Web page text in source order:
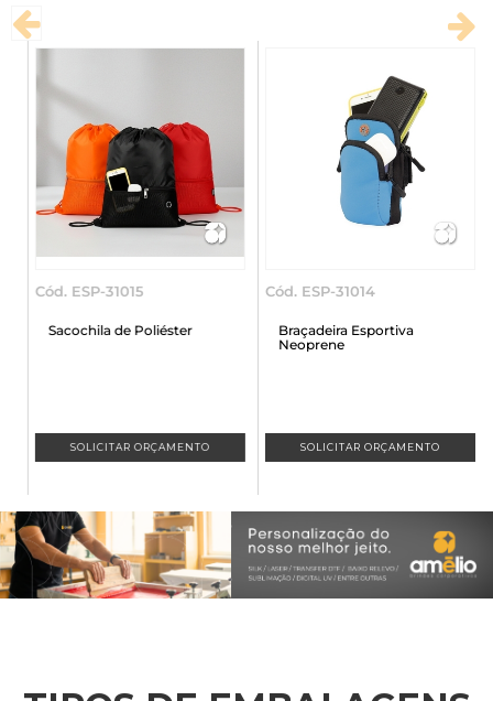
Cód. ESP-31015
Sacochila de Poliéster
SOLICITAR ORÇAMENTO
Cód. ESP-31014
Braçadeira Esportiva
Neoprene
SOLICITAR ORÇAMENTO